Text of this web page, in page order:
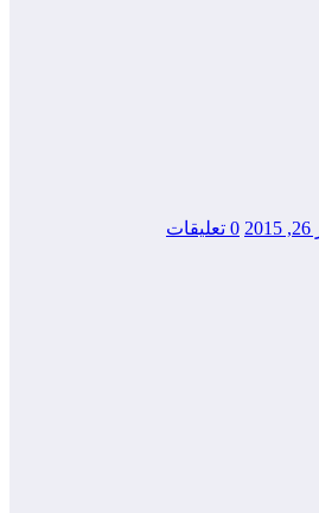
0 تعليقات